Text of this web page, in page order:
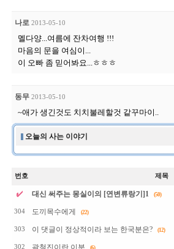
나로 2013-05-10
멜다양...여름에 잔차여행 !!!
마음의 문을 여심이...
이 오빠 좀 믿어봐요...ㅎㅎㅎ
동무 2013-05-10
~애가 생긴것도 치치불레할것 같꾸마이..
오늘의 사는 이야기
번호 제목
대신 써주는 몽실이의 [연변류랑기]1 (50)
304 도끼목수에게 (22)
303 이 댓글이 정상적이라 보는 한국분은? (12)
302 곽철진이란 이분 (6)